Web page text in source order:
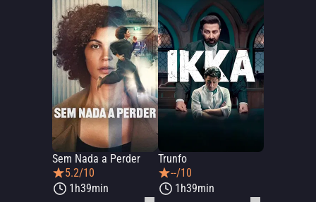
Sem Nada a Perder
5.2/10
1h39min
Trunfo
--/10
1h39min